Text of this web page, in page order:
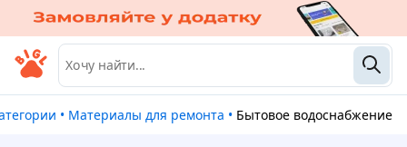
• Материалы для ремонта • Бытовое водоснабжение